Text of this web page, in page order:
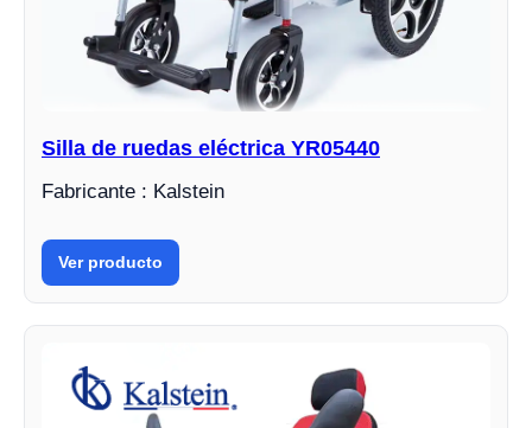
Silla de ruedas eléctrica YR05440
Fabricante : Kalstein
Ver producto